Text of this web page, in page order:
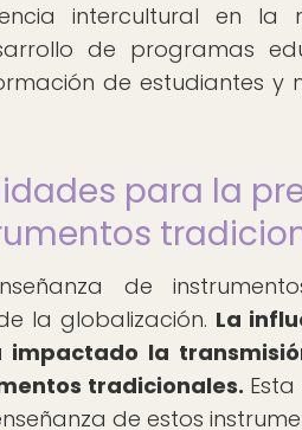
intercultural en la
de programas
de estudiantes y
para la
de
la globalización. La
impactado la
tradicionales.
de estos